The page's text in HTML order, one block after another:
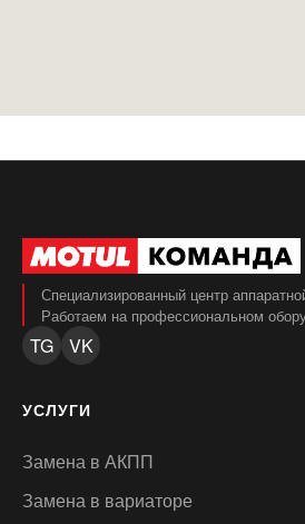
Специализированный центр
Работаем на профессиональном
TG VK
УСЛУГИ
Замена в АКПП
Замена в вариаторе